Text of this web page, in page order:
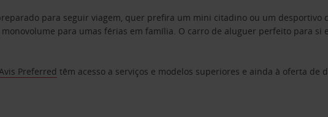
para seguir viagem, quer prefira um mini citadino ou um desportivo
para umas férias em família. O carro de aluguer perfeito para si
Preferred têm acesso a serviços e modelos superiores e ainda à oferta de